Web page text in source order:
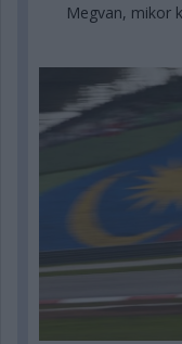
Megvan, mikor